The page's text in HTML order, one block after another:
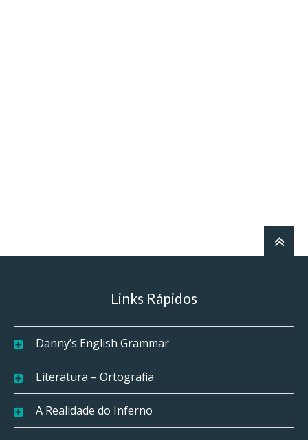
Links Rápidos
Danny’s English Grammar
Literatura – Ortografia
A Realidade do Inferno